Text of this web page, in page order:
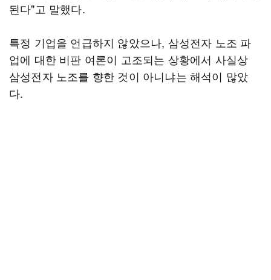
된다"고 말했다.
특정 기업을 언급하지 않았으나, 삼성전자 노조 파
업에 대한 비판 여론이 고조되는 상황에서 사실상
삼성전자 노조를 향한 것이 아니냐는 해석이 많았
다.